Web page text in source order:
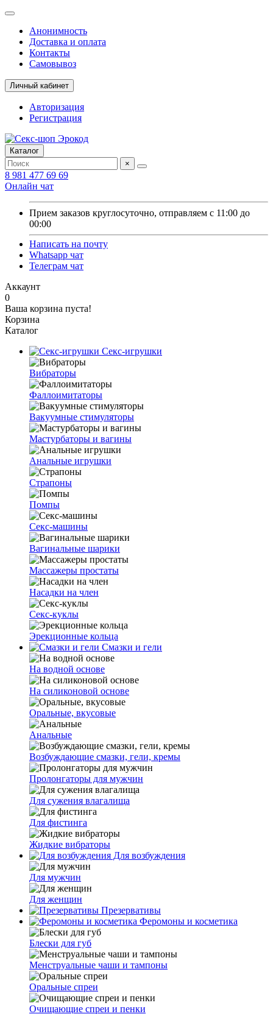
Анонимность
Доставка и оплата
Контакты
Самовывоз
Личный кабинет
Авторизация
Регистрация
Каталог
×
8 981 477 69 69
Онлайн чат
Прием заказов круглосуточно, отправляем с 11:00 до
00:00
Написать на почту
Whatsapp чат
Телеграм чат
Аккаунт
0
Ваша корзина пуста!
Корзина
Каталог
Секс-игрушки
Вибраторы
Фаллоимитаторы
Вакуумные стимуляторы
Мастурбаторы и вагины
Анальные игрушки
Страпоны
Помпы
Секс-машины
Вагинальные шарики
Массажеры простаты
Насадки на член
Секс-куклы
Эрекционные кольца
Смазки и гели
На водной основе
На силиконовой основе
Оральные, вкусовые
Анальные
Возбуждающие смазки, гели, кремы
Пролонгаторы для мужчин
Для сужения влагалища
Для фистинга
Жидкие вибраторы
Для возбуждения
Для мужчин
Для женщин
Презервативы
Феромоны и косметика
Блески для губ
Менструальные чаши и тампоны
Оральные спреи
Очищающие спреи и пенки